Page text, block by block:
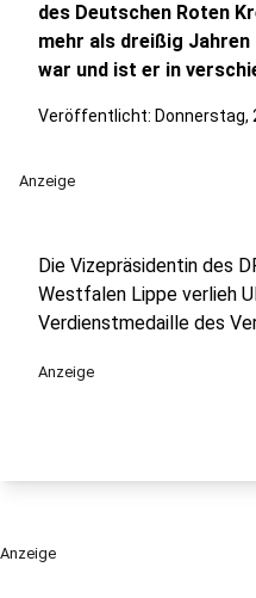
des Deutschen Roten
mehr als dreißig
war und ist er in
Veröffentlicht: Donnerstag,
Anzeige
Die Vizepräsidentin des
Westfalen Lippe verlieh
Verdienstmedaille des
Anzeige
Anzeige